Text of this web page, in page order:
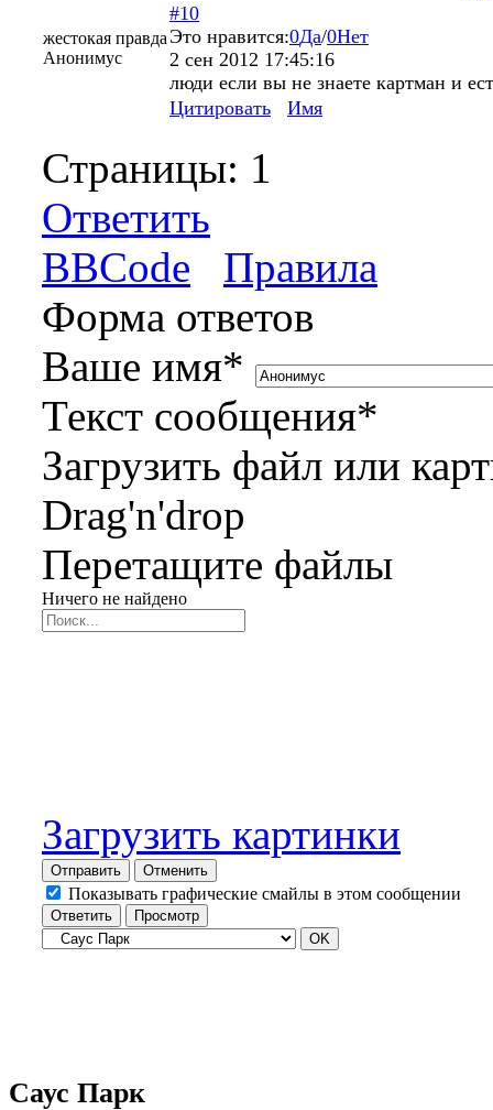
жестокая правда
Анонимус
#10
Это нравится:0Да/0Нет
2 сен 2012 17:45:16
люди если вы не знаете картман и
Цитировать
Имя
Страницы: 1
Ответить
BBCode
Правила
Форма ответов
Ваше имя*
Текст сообщения*
Загрузить файл или
Drag'n'drop
Перетащите файлы
Ничего не найдено
Загрузить картинки
Отправить Отменить
Показывать графические смайлы в этом сообщении
Саус Парк